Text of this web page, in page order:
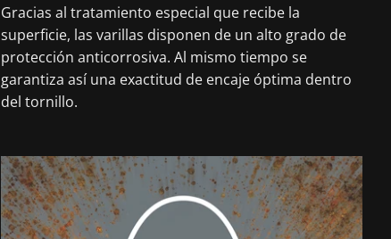
Gracias al tratamiento especial que recibe la
superficie, las varillas disponen de un alto grado de
protección anticorrosiva. Al mismo tiempo se
garantiza así una exactitud de encaje óptima dentro
del tornillo.